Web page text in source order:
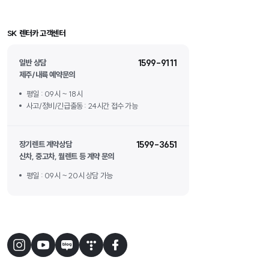
SK 렌터카 고객센터
일반 상담
제주/내륙 예약문의
평일 : 09시 ~ 18시
사고/정비/긴급출동 : 24시간 접수 가능
1599-9111
장기렌트 계약상담
신차, 중고차, 월렌트 등 계약 문의
평일 : 09시 ~ 20시 상담 가능
1599-3651